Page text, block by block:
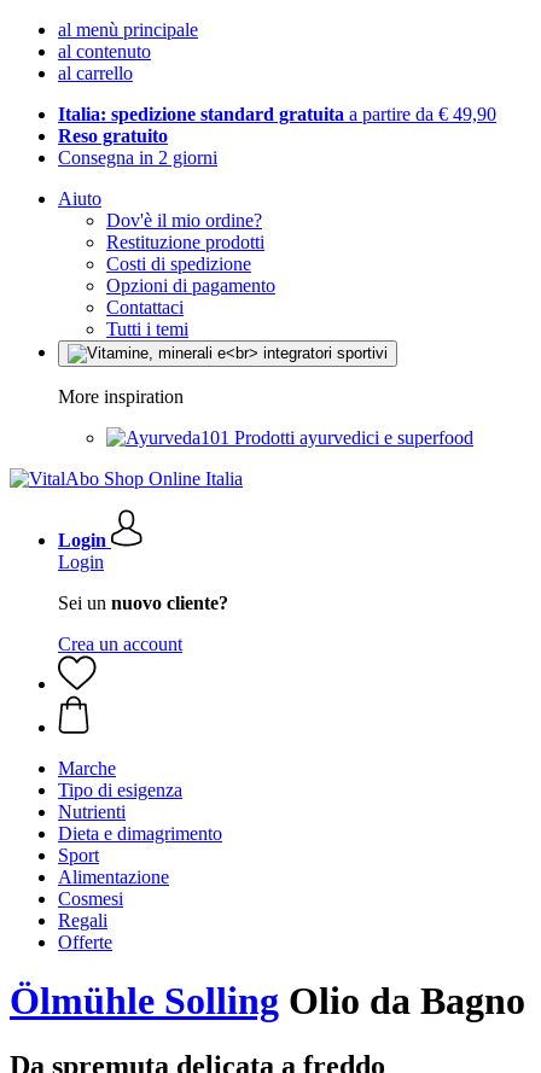
al menù principale
al contenuto
al carrello
Italia: spedizione standard gratuita a partire da € 49,90
Reso gratuito
Consegna in 2 giorni
Aiuto
Dov'è il mio ordine?
Restituzione prodotti
Costi di spedizione
Opzioni di pagamento
Contattaci
Tutti i temi
More inspiration
Prodotti ayurvedici e superfood
Login
Login
Sei un nuovo cliente?
Crea un account
Marche
Tipo di esigenza
Nutrienti
Dieta e dimagrimento
Sport
Alimentazione
Cosmesi
Regali
Offerte
Ölmühle Solling Olio da Bagno
Da spremuta delicata a freddo